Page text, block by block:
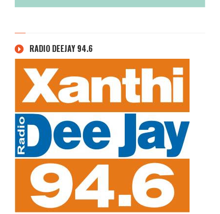
RADIO DEEJAY 94.6